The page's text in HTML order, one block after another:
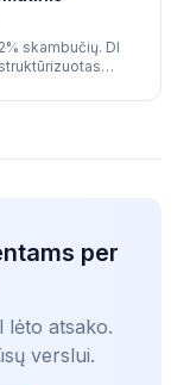
skambučių. DI
per
lėto atsako.
verslui.